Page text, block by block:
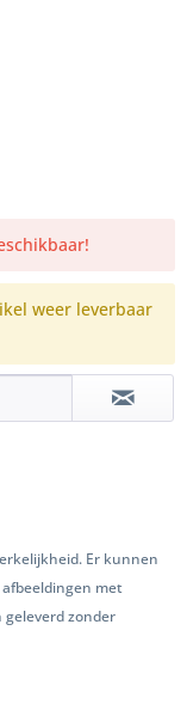
weer leverbaar
Er kunnen
met
zonder